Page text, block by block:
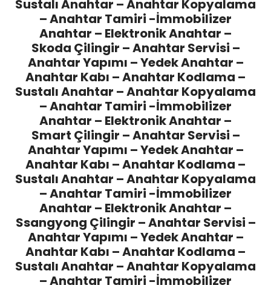
Sustalı Anahtar – Anahtar Kopyalama
– Anahtar Tamiri -İmmobilizer
Anahtar – Elektronik Anahtar –
Skoda Çilingir – Anahtar Servisi –
Anahtar Yapımı – Yedek Anahtar –
Anahtar Kabı – Anahtar Kodlama –
Sustalı Anahtar – Anahtar Kopyalama
– Anahtar Tamiri -İmmobilizer
Anahtar – Elektronik Anahtar –
Smart Çilingir – Anahtar Servisi –
Anahtar Yapımı – Yedek Anahtar –
Anahtar Kabı – Anahtar Kodlama –
Sustalı Anahtar – Anahtar Kopyalama
– Anahtar Tamiri -İmmobilizer
Anahtar – Elektronik Anahtar –
Ssangyong Çilingir – Anahtar Servisi –
Anahtar Yapımı – Yedek Anahtar –
Anahtar Kabı – Anahtar Kodlama –
Sustalı Anahtar – Anahtar Kopyalama
– Anahtar Tamiri -İmmobilizer